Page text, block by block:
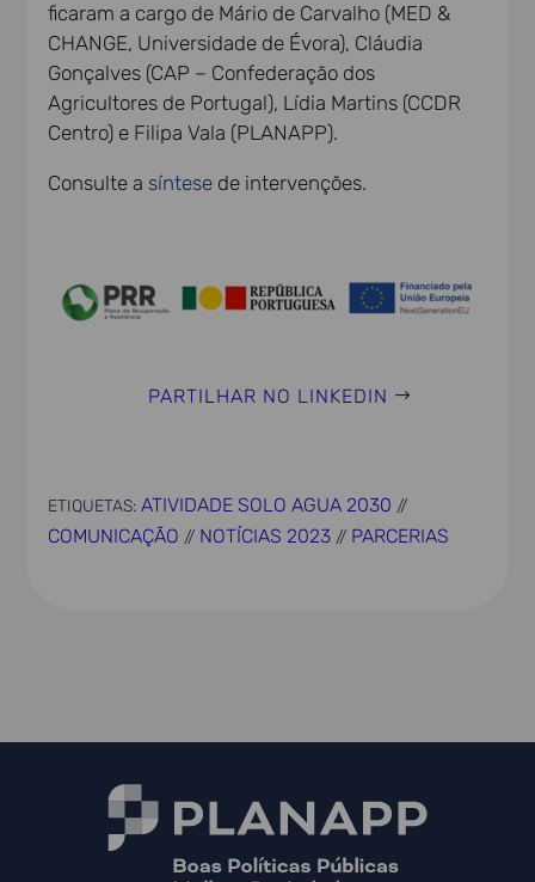
ficaram a cargo de Mário de Carvalho (MED &
CHANGE, Universidade de Évora), Cláudia
Gonçalves (CAP – Confederação dos
Agricultores de Portugal), Lídia Martins (CCDR
Centro) e Filipa Vala (PLANAPP).
Consulte a síntese de intervenções.
PARTILHAR NO LINKEDIN
ETIQUETAS:ATIVIDADE SOLO AGUA 2030 //
COMUNICAÇÃO // NOTÍCIAS 2023 // PARCERIAS